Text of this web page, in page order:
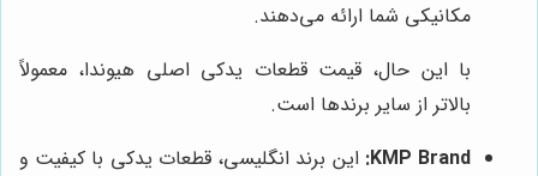
مکانیکی شما ارائه می‌دهند.
با این حال، قیمت قطعات یدکی اصلی هیوندا، معمولاً
بالاتر از سایر برندها است.
KMP Brand: این برند انگلیسی، قطعات یدکی با کیفیت و